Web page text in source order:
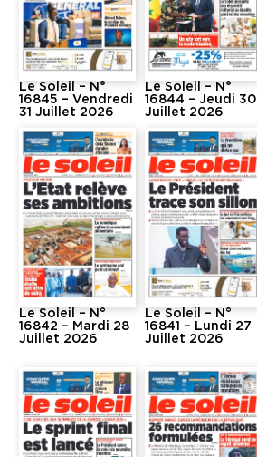
Le Soleil – N°
16845 – Vendredi
31 Juillet 2026
Le Soleil – N°
16844 – Jeudi 30
Juillet 2026
Le Soleil – N°
16842 – Mardi 28
Juillet 2026
Le Soleil – N°
16841 – Lundi 27
Juillet 2026